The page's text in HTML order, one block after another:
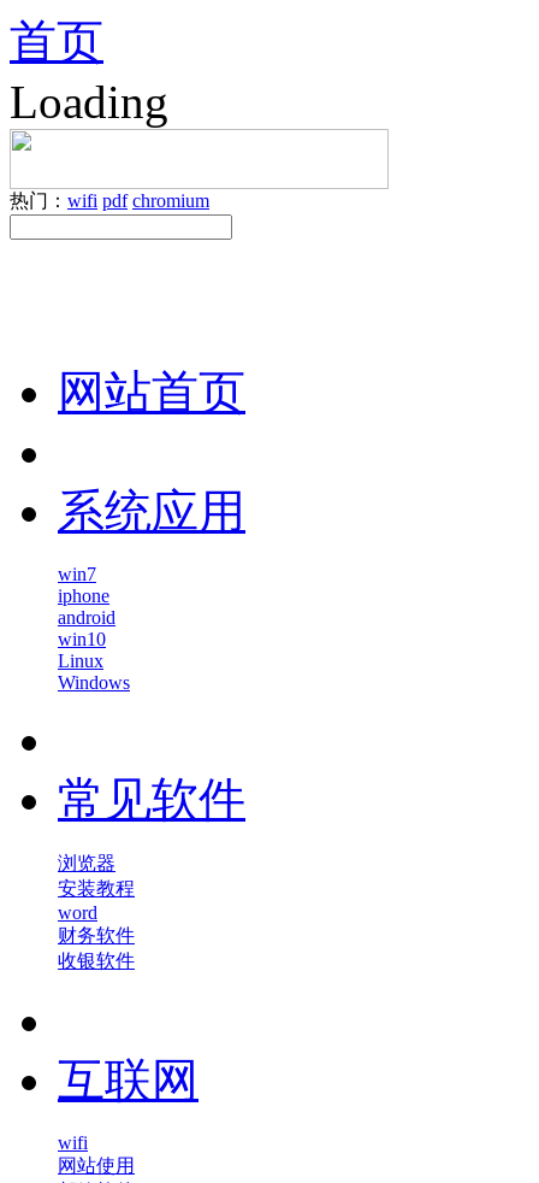
首页
Loading
热门： wifi pdf chromium
网站首页
系统应用
win7
iphone
android
win10
Linux
Windows
常见软件
浏览器
安装教程
word
财务软件
收银软件
互联网
wifi
网站使用